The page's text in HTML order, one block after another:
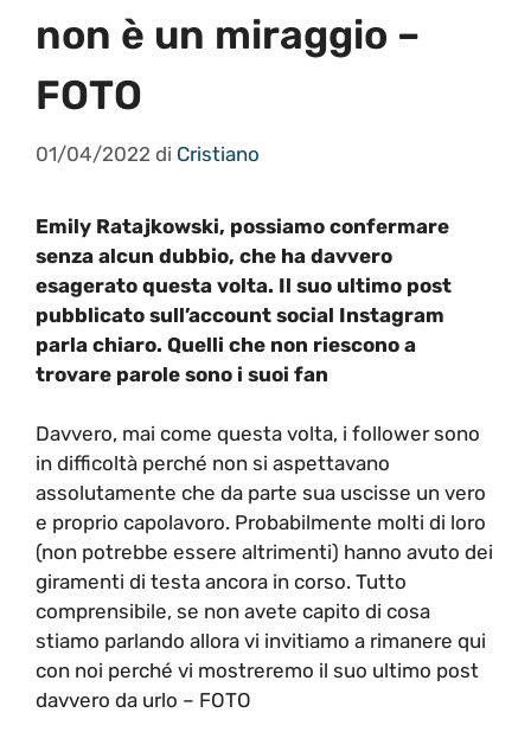
non è un miraggio –
FOTO
01/04/2022 di Cristiano
Emily Ratajkowski, possiamo confermare
senza alcun dubbio, che ha davvero
esagerato questa volta. Il suo ultimo post
pubblicato sull’account social Instagram
parla chiaro. Quelli che non riescono a
trovare parole sono i suoi fan
Davvero, mai come questa volta, i follower sono
in difficoltà perché non si aspettavano
assolutamente che da parte sua uscisse un vero
e proprio capolavoro. Probabilmente molti di loro
(non potrebbe essere altrimenti) hanno avuto dei
giramenti di testa ancora in corso. Tutto
comprensibile, se non avete capito di cosa
stiamo parlando allora vi invitiamo a rimanere qui
con noi perché vi mostreremo il suo ultimo post
davvero da urlo – FOTO